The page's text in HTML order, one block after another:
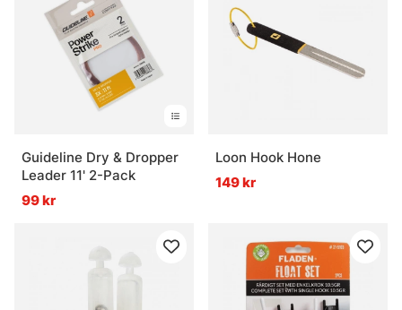
Guideline Dry & Dropper
Leader 11' 2-Pack
99 kr
Loon Hook Hone
149 kr